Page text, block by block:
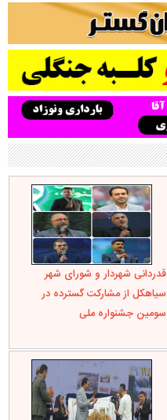
قدردانی شهردار و شورای شهر
سیاهکل از مشارکت گسترده در
سومین جشنواره ملی